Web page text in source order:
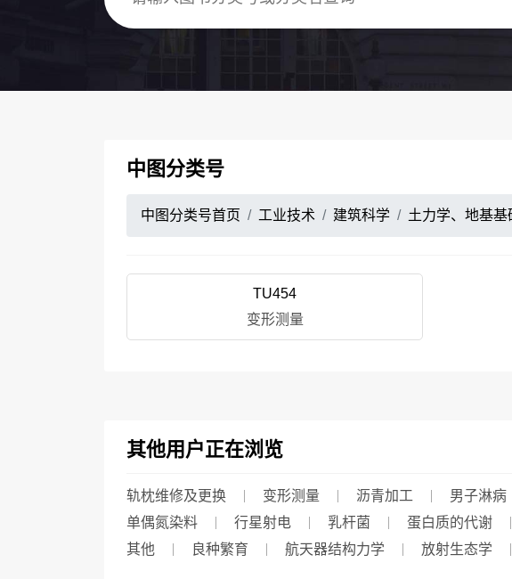
中图分类号
中图分类号首页 工业技术 建筑科学 土力学、地基基
TU454
变形测量
其他用户正在浏览
轨枕维修及更换 变形测量 沥青加工 男子淋病
单偶氮染料
行星射电 乳杆菌 蛋白质的代谢
其他
良种繁育 航天器结构力学 放射生态学